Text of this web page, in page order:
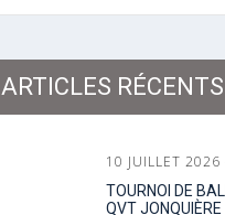
ARTICLES RÉCENTS
10 JUILLET 2026
TOURNOI DE
QVT JONQUIÈRE